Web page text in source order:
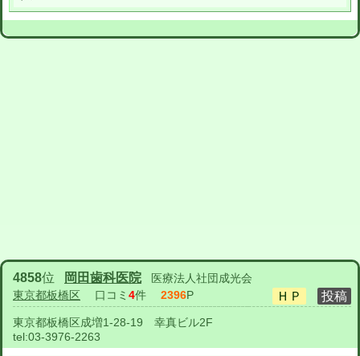
4858位 岡田歯科医院
医療法人社団成光会
東京都板橋区 口コミ 4件 2396P
東京都板橋区成増1-28-19 幸真ビル2F
tel:03-3976-2263